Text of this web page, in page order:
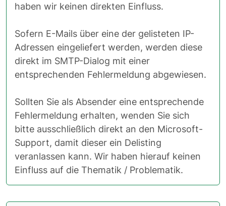
haben wir keinen direkten Einfluss.
Sofern E-Mails über eine der gelisteten IP-
Adressen eingeliefert werden, werden diese
direkt im SMTP-Dialog mit einer
entsprechenden Fehlermeldung abgewiesen.
Sollten Sie als Absender eine entsprechende
Fehlermeldung erhalten, wenden Sie sich
bitte ausschließlich direkt an den Microsoft-
Support, damit dieser ein Delisting
veranlassen kann. Wir haben hierauf keinen
Einfluss auf die Thematik / Problematik.